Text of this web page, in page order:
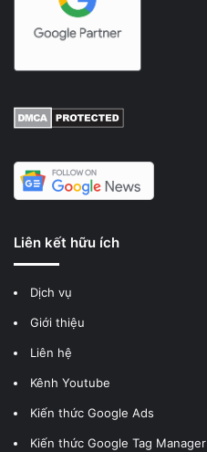
Liên kết hữu ích
Dịch vụ
Giới thiệu
Liên hệ
Kênh Youtube
Kiến thức Google Ads
Kiến thức Google Tag Manager